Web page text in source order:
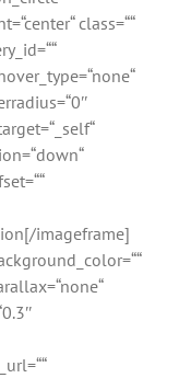
class=““
[/imageframe]